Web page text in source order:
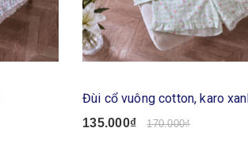
Đùi cổ vuông cotton, karo
135.000₫ 170.000₫